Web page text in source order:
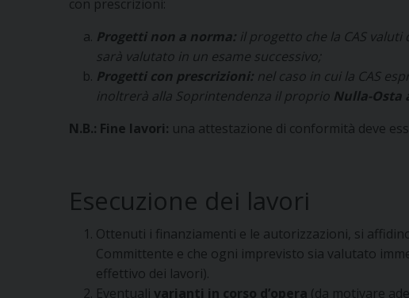
con prescrizioni:
Progetti non a norma: il progetto che la CAS
sarà valutato in un esame successivo;
Progetti con prescrizioni: nel caso in cui la CAS
inoltrerà alla Soprintendenza il proprio Nulla-Osta
N.B.: Fine lavori: una attestazione di conformità deve
Esecuzione dei lavori
Ottenuti i finanziamenti e le autorizzazioni, si
Committente e che ogni imprevisto sia valutato
effettivo dei lavori).
Eventuali varianti in corso d’opera (da motivare